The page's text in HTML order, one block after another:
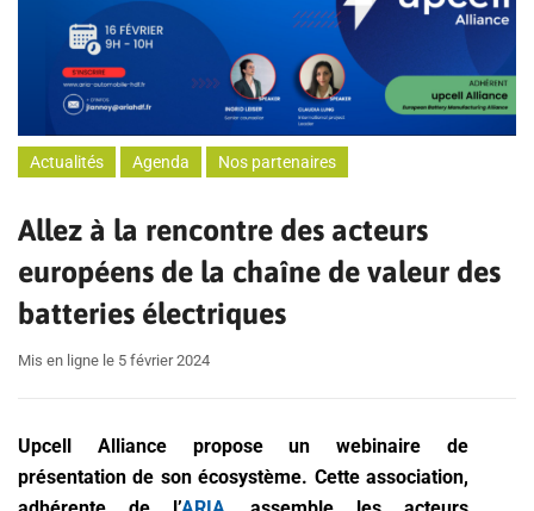
Actualités Agenda Nos partenaires
Allez à la rencontre des acteurs
européens de la chaîne de valeur des
batteries électriques
Mis en ligne le 5 février 2024
Upcell Alliance propose un webinaire de
présentation de son écosystème. Cette association,